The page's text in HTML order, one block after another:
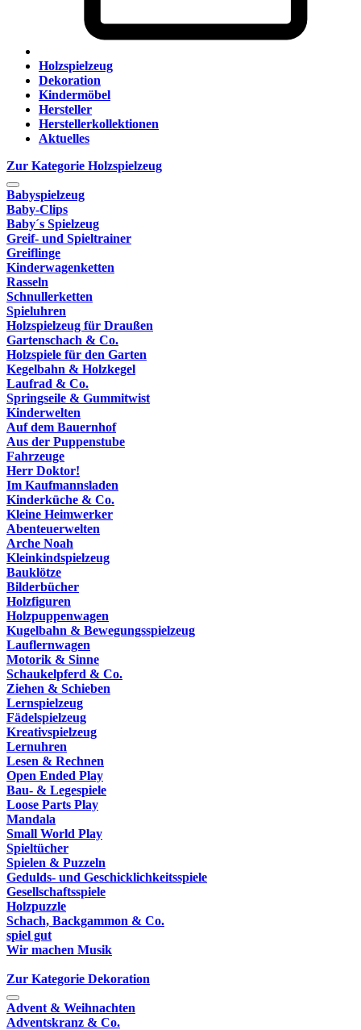
Holzspielzeug
Dekoration
Kindermöbel
Hersteller
Herstellerkollektionen
Aktuelles
Zur Kategorie Holzspielzeug
Babyspielzeug
Baby-Clips
Baby´s Spielzeug
Greif- und Spieltrainer
Greiflinge
Kinderwagenketten
Rasseln
Schnullerketten
Spieluhren
Holzspielzeug für Draußen
Gartenschach & Co.
Holzspiele für den Garten
Kegelbahn & Holzkegel
Laufrad & Co.
Springseile & Gummitwist
Kinderwelten
Auf dem Bauernhof
Aus der Puppenstube
Fahrzeuge
Herr Doktor!
Im Kaufmannsladen
Kinderküche & Co.
Kleine Heimwerker
Abenteuerwelten
Arche Noah
Kleinkindspielzeug
Bauklötze
Bilderbücher
Holzfiguren
Holzpuppenwagen
Kugelbahn & Bewegungsspielzeug
Lauflernwagen
Motorik & Sinne
Schaukelpferd & Co.
Ziehen & Schieben
Lernspielzeug
Fädelspielzeug
Kreativspielzeug
Lernuhren
Lesen & Rechnen
Open Ended Play
Bau- & Legespiele
Loose Parts Play
Mandala
Small World Play
Spieltücher
Spielen & Puzzeln
Gedulds- und Geschicklichkeitsspiele
Gesellschaftsspiele
Holzpuzzle
Schach, Backgammon & Co.
spiel gut
Wir machen Musik
Zur Kategorie Dekoration
Advent & Weihnachten
Adventskranz & Co.